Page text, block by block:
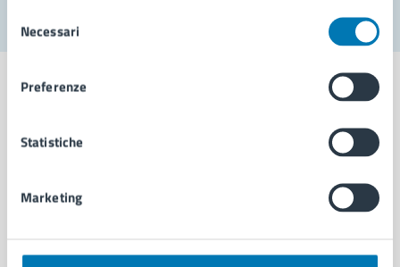
delNecessari
Preferenze
Statistiche
Marketing
Comune di Napoli
AMMINISTRAZIONE
Organi di governo